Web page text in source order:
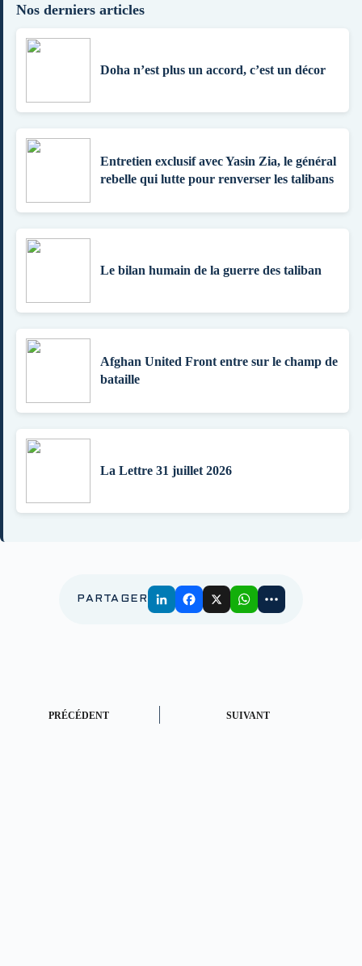
Nos derniers articles
Doha n’est plus un accord, c’est un décor
Entretien exclusif avec Yasin Zia, le général
rebelle qui lutte pour renverser les talibans
Le bilan humain de la guerre des taliban
Afghan United Front entre sur le champ de
bataille
La Lettre 31 juillet 2026
PARTAGER
PRÉCÉDENT SUIVANT